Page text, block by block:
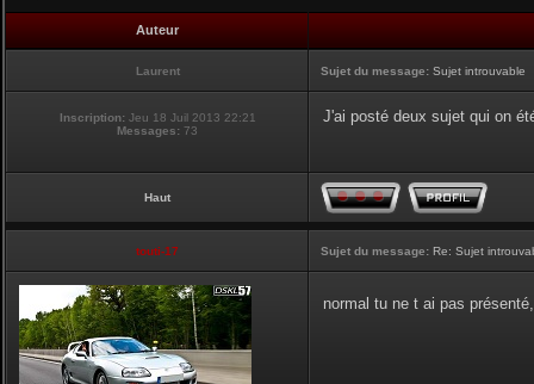
Auteur
Laurent Sujet du message: Sujet introuvable
Inscription: Jeu 18 Juil 2013 22:21
Messages: 73
J'ai posté deux sujet qui on
Haut
touti-17 Sujet du message: Re: Sujet
normal tu ne t ai pas